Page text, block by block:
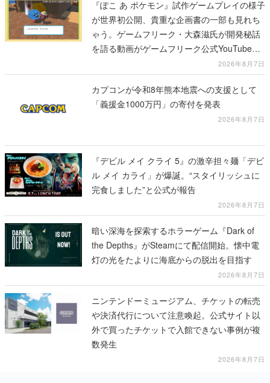
『ぽこ あ ポケモン』試作ゲームプレイの様子
が世界初公開、貴重な企画書の一部も見れち
ゃう。ゲームフリーク・大森滋氏が開発秘話
を語る動画がゲームフリーク公式YouTubeで
2026年8月7日
カプコンが令和8年熊本地震への支援として
「義援金1000万円」の寄付を発表
2026年8月7日
『デビル メイ クライ 5』の激辛担々麺「デビ
ル メイ カライ」が爆誕。“スタイリッシュに
完食しました”と公式が報告
2026年8月7日
暗い深海を探索するホラーゲーム『Dark of
the Depths』がSteamにて配信開始。懐中電
灯の光をたよりに海底からの脱出を目指す
2026年8月7日
ニンテンドーミュージアム、チケットの転売
や決済代行について注意喚起。公式サイト以
外で買ったチケットで入館できない事例が複
数発生
2026年8月7日